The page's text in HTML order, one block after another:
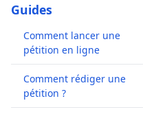
Guides
Comment lancer une
pétition en ligne
Comment rédiger une
pétition ?